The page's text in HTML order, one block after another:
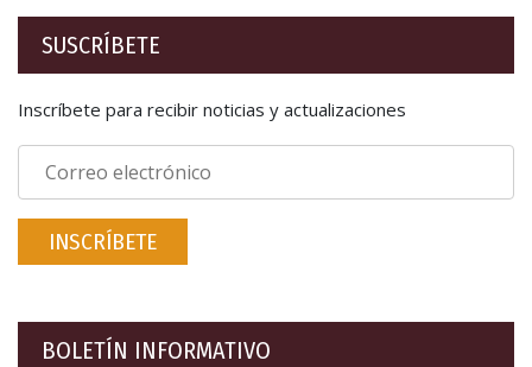
SUSCRÍBETE
Inscríbete para recibir noticias y actualizaciones
INSCRÍBETE
BOLETÍN INFORMATIVO